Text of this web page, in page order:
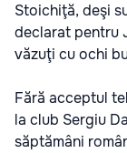
Stoichiţă, deşi
declarat pentru
văzuţi cu ochi
Fără acceptul
la club Sergiu
săptămâni